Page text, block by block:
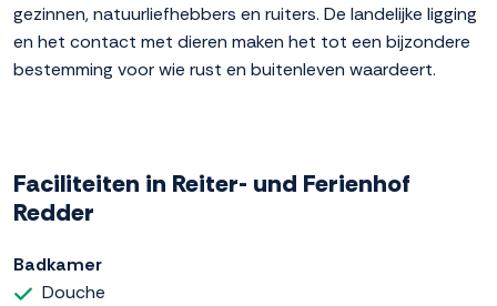
gezinnen, natuurliefhebbers en ruiters. De landelijke ligging
en het contact met dieren maken het tot een bijzondere
bestemming voor wie rust en buitenleven waardeert.
Faciliteiten in Reiter- und Ferienhof
Redder
Badkamer
Douche